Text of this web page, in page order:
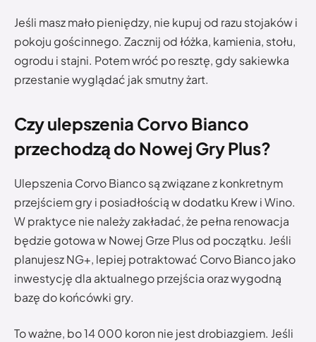
Jeśli masz mało pieniędzy, nie kupuj od razu stojaków i
pokoju gościnnego. Zacznij od łóżka, kamienia, stołu,
ogrodu i stajni. Potem wróć po resztę, gdy sakiewka
przestanie wyglądać jak smutny żart.
Czy ulepszenia Corvo Bianco
przechodzą do Nowej Gry Plus?
Ulepszenia Corvo Bianco są związane z konkretnym
przejściem gry i posiadłością w dodatku Krew i Wino.
W praktyce nie należy zakładać, że pełna renowacja
będzie gotowa w Nowej Grze Plus od początku. Jeśli
planujesz NG+, lepiej potraktować Corvo Bianco jako
inwestycję dla aktualnego przejścia oraz wygodną
bazę do końcówki gry.
To ważne, bo 14 000 koron nie jest drobiazgiem. Jeśli